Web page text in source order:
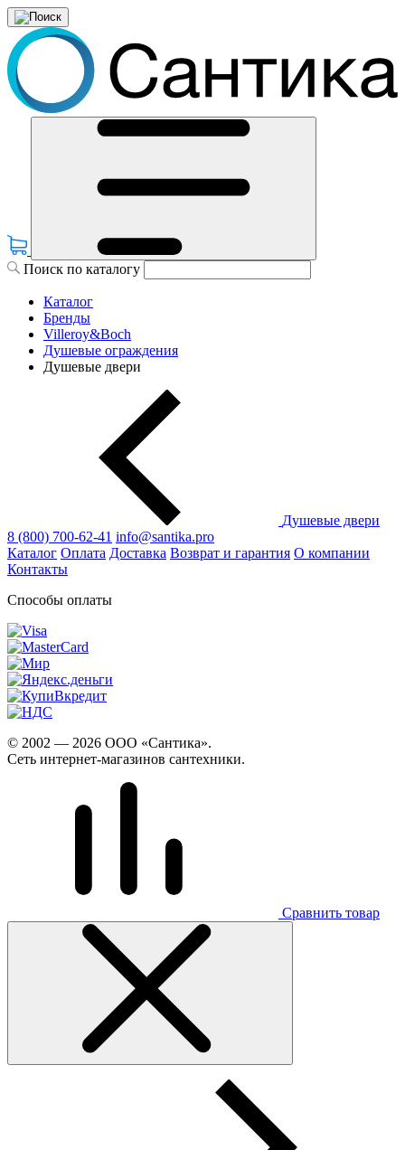
Поиск по каталогу
Каталог
Бренды
Villeroy&Boch
Душевые ограждения
Душевые двери
Душевые двери
8 (800) 700-62-41 info@santika.pro
Каталог Оплата Доставка Возврат и гарантия О компании
Контакты
Способы оплаты
© 2002 — 2026 ООО «Сантика».
Сеть интернет-магазинов сантехники.
Сравнить товар